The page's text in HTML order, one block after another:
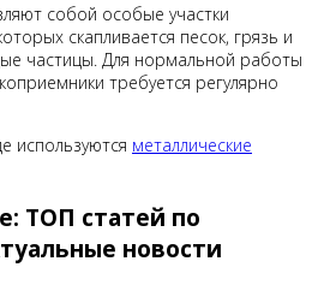
собой особые участки
скапливается песок, грязь и
частицы. Для нормальной работы
требуется регулярно
используются металлические
ТОП статей по
новости